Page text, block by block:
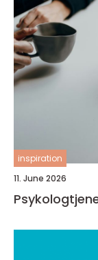
inspiration
11. June 2026